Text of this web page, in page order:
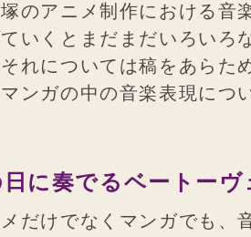
のアニメ制作における音
いくとまだまだいろいろ
れについては稿をあらた
ンガの中の音楽表現につ
に奏でるベートーヴ
だけでなくマンガでも、